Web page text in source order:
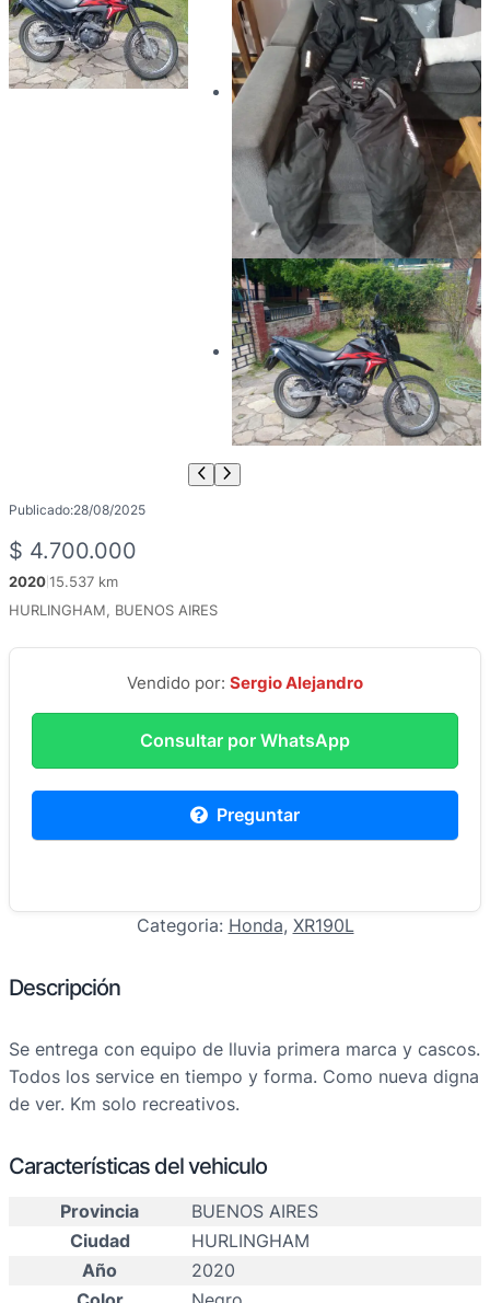
Publicado:28/08/2025
$ 4.700.000
202015.537 km
HURLINGHAM, BUENOS AIRES
Vendido por: Sergio Alejandro
Consultar por WhatsApp
Preguntar
Categoria: Honda, XR190L
Descripción
Se entrega con equipo de lluvia primera marca y cascos.
Todos los service en tiempo y forma. Como nueva digna
de ver. Km solo recreativos.
Características del vehiculo
Provincia
BUENOS AIRES
Ciudad
HURLINGHAM
Año
2020